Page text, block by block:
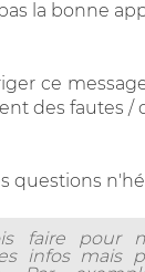
la bonne
ce
des fautes /
questions
faire pour
infos mais